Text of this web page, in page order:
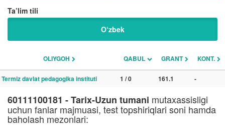
Ta’lim tili
O‘zbek
OLIYGOH QABUL GRANT KONT.
Termiz davlat pedagogika instituti 1 / 0 161.1 -
60111100181 - Tarix-Uzun tumani mutaxassisligi
uchun fanlar majmuasi, test topshiriqlari soni hamda
baholash mezonlari: